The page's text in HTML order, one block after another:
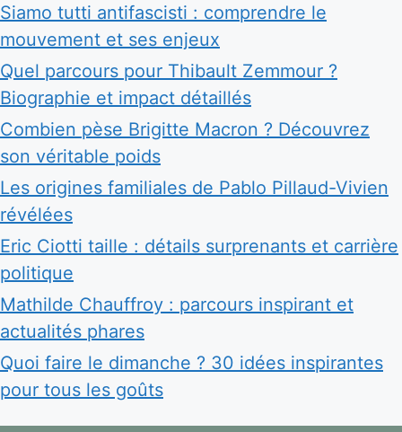
Siamo tutti antifascisti : comprendre le
mouvement et ses enjeux
Quel parcours pour Thibault Zemmour ?
Biographie et impact détaillés
Combien pèse Brigitte Macron ? Découvrez
son véritable poids
Les origines familiales de Pablo Pillaud-Vivien
révélées
Eric Ciotti taille : détails surprenants et carrière
politique
Mathilde Chauffroy : parcours inspirant et
actualités phares
Quoi faire le dimanche ? 30 idées inspirantes
pour tous les goûts